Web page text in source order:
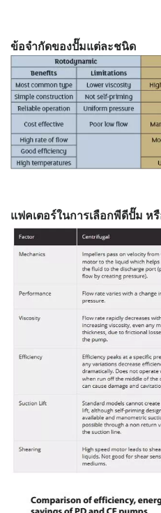
ข้อจำกัดของปั๊มแต่ละชนิด
แฟคเตอร์ในการเลือกพีดีปั๊ม ห